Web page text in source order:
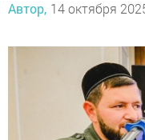
Автор, 14 октября